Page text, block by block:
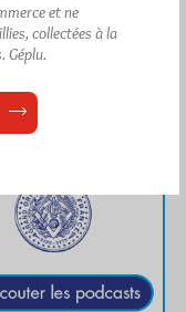
et ne
collectées à la
Géplu.